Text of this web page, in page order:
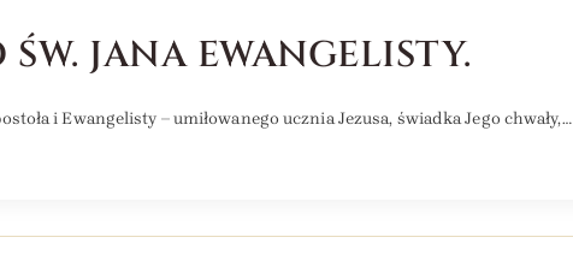
JANA EWANGELISTY.
i Ewangelisty – umiłowanego ucznia Jezusa, świadka Jego chwały,…